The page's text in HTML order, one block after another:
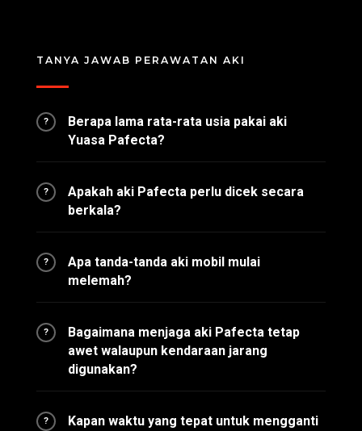
TANYA JAWAB PERAWATAN AKI
?
Berapa lama rata-rata usia pakai aki
Yuasa Pafecta?
?
Apakah aki Pafecta perlu dicek secara
berkala?
?
Apa tanda-tanda aki mobil mulai
melemah?
?
Bagaimana menjaga aki Pafecta tetap
awet walaupun kendaraan jarang
digunakan?
?
Kapan waktu yang tepat untuk mengganti